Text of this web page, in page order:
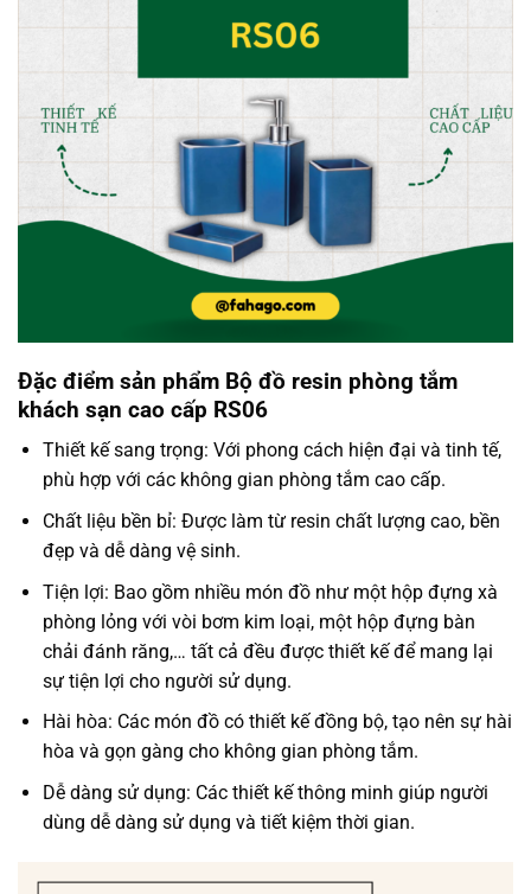
Đặc điểm sản phẩm Bộ đồ resin phòng tắm
khách sạn cao cấp RS06
Thiết kế sang trọng: Với phong cách hiện đại và tinh tế,
phù hợp với các không gian phòng tắm cao cấp.
Chất liệu bền bỉ: Được làm từ resin chất lượng cao, bền
đẹp và dễ dàng vệ sinh.
Tiện lợi: Bao gồm nhiều món đồ như một hộp đựng xà
phòng lỏng với vòi bơm kim loại, một hộp đựng bàn
chải đánh răng,… tất cả đều được thiết kế để mang lại
sự tiện lợi cho người sử dụng.
Hài hòa: Các món đồ có thiết kế đồng bộ, tạo nên sự hài
hòa và gọn gàng cho không gian phòng tắm.
Dễ dàng sử dụng: Các thiết kế thông minh giúp người
dùng dễ dàng sử dụng và tiết kiệm thời gian.